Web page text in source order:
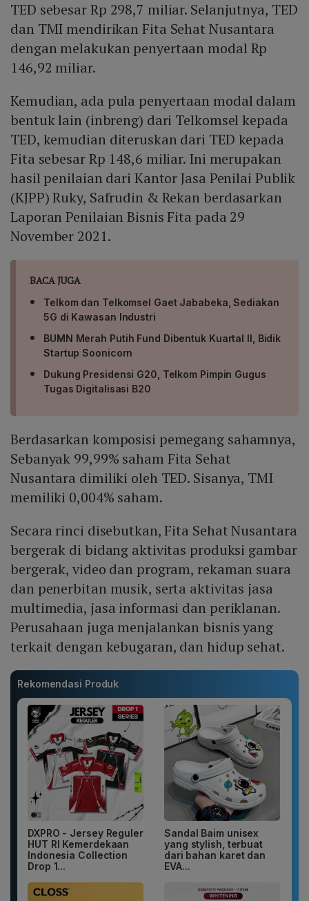
TED sebesar Rp 298,7 miliar. Selanjutnya, TED
dan TMI mendirikan Fita Sehat Nusantara
dengan melakukan penyertaan modal Rp
146,92 miliar.
Kemudian, ada pula penyertaan modal dalam
bentuk lain (inbreng) dari Telkomsel kepada
TED, kemudian diteruskan dari TED kepada
Fita sebesar Rp 148,6 miliar. Ini merupakan
hasil penilaian dari Kantor Jasa Penilai Publik
(KJPP) Ruky, Safrudin & Rekan berdasarkan
Laporan Penilaian Bisnis Fita pada 29
November 2021.
BACA JUGA
Telkom dan Telkomsel Gaet Jababeka, Sediakan
5G di Kawasan Industri
BUMN Merah Putih Fund Dibentuk Kuartal II, Bidik
Startup Soonicorn
Dukung Presidensi G20, Telkom Pimpin Gugus
Tugas Digitalisasi B20
Berdasarkan komposisi pemegang sahamnya,
Sebanyak 99,99% saham Fita Sehat
Nusantara dimiliki oleh TED. Sisanya, TMI
memiliki 0,004% saham.
Secara rinci disebutkan, Fita Sehat Nusantara
bergerak di bidang aktivitas produksi gambar
bergerak, video dan program, rekaman suara
dan penerbitan musik, serta aktivitas jasa
multimedia, jasa informasi dan periklanan.
Perusahaan juga menjalankan bisnis yang
terkait dengan kebugaran, dan hidup sehat.
Rekomendasi Produk
DXPRO - Jersey Reguler
HUT RI Kemerdekaan
Indonesia Collection
Drop 1...
Sandal Baim unisex
yang stylish, terbuat
dari bahan karet dan
EVA...